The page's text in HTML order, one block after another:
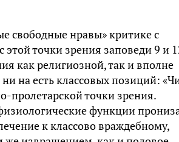
свободные нравы» критике с
точки зрения заповеди 9 и
как религиозной, так и вполне
на есть классовых позиций:
пролетарской точки зрения.
функции
к классово враждебному,